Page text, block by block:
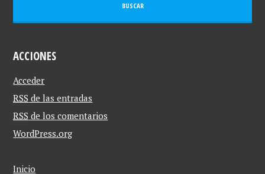
ACCIONES
Acceder
RSS de las entradas
RSS de los comentarios
WordPress.org
Inicio